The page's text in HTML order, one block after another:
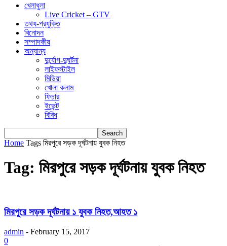
খেলাধুলা
Live Cricket – GTV
তথ্য-প্রযুক্তি
বিনোদন
সম্পাদকীয়
অন্যান্য
দুর্যোগ-দুঘর্টনা
লাইফস্টাইল
মিডিয়া
খোলা কলাম
ফিচার
ইভেন্ট
বিবিধ
Home Tags মিরপুরে সড়ক দূর্ঘটনায় যুবক নিহত
Tag: মিরপুরে সড়ক দূর্ঘটনায় যুবক নিহত
মিরপুরে সড়ক দূর্ঘটনায় ১ যুবক নিহত,আহত ১
admin - February 15, 2017
0